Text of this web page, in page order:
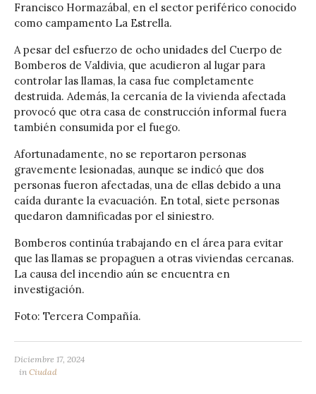
Francisco Hormazábal, en el sector periférico conocido
como campamento La Estrella.
A pesar del esfuerzo de ocho unidades del Cuerpo de
Bomberos de Valdivia, que acudieron al lugar para
controlar las llamas, la casa fue completamente
destruida. Además, la cercanía de la vivienda afectada
provocó que otra casa de construcción informal fuera
también consumida por el fuego.
Afortunadamente, no se reportaron personas
gravemente lesionadas, aunque se indicó que dos
personas fueron afectadas, una de ellas debido a una
caída durante la evacuación. En total, siete personas
quedaron damnificadas por el siniestro.
Bomberos continúa trabajando en el área para evitar
que las llamas se propaguen a otras viviendas cercanas.
La causa del incendio aún se encuentra en
investigación.
Foto: Tercera Compañía.
Diciembre 17, 2024
in Ciudad